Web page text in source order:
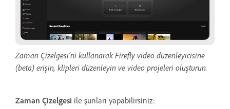
Zaman Çizelgesi'ni kullanarak Firefly video düzenleyicisine
(beta) erişin, klipleri düzenleyin ve video projeleri oluşturun.
Zaman Çizelgesi ile şunları yapabilirsiniz: